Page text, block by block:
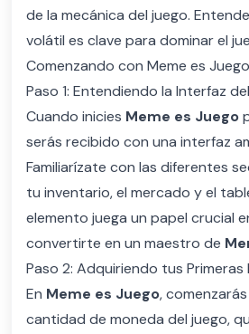
de la mecánica del juego.
volátil es clave para dominar el
Comenzando con Meme es Juego
Paso 1: Entendiendo la Interfaz
Cuando inicies Meme es Juego
serás recibido con una interfaz
Familiarízate con las diferentes
tu inventario, el mercado y el
elemento juega un papel crucial
convertirte en un maestro de
Paso 2: Adquiriendo tus Primeras
En Meme es Juego,
cantidad de moneda del juego,